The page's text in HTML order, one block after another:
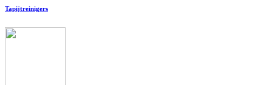
Tapijtreinigers